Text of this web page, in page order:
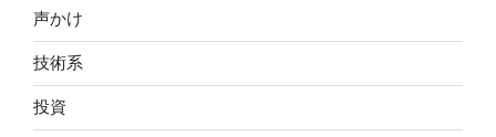
声かけ
技術系
投資